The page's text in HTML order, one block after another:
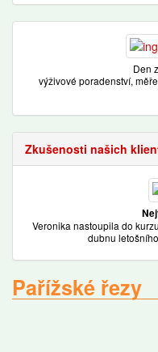
Den
výživové poradenství,
Zkušenosti našich
Veronika nastoupila do
dubnu
Pařížské řezy